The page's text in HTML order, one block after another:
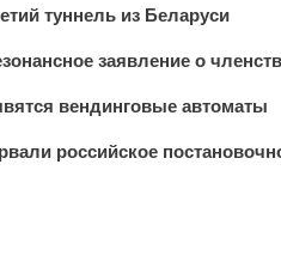
туннель из Беларуси
заявление о
вендинговые автоматы
российское